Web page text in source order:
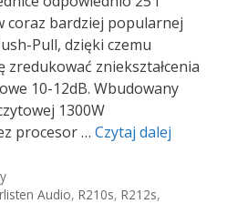
coraz bardziej popularnej
Pull, dzięki czemu
zredukować zniekształcenia
10-12dB. Wbudowany
1300W
procesor … Czytaj dalej
Audio,R210s,R212s,